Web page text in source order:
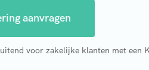
aanvragen
voor zakelijke klanten met een